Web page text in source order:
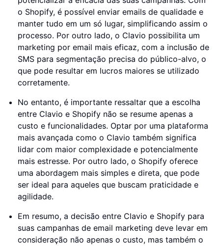
o Shopify, é possível enviar emails de qualidade e
manter tudo em um só lugar, simplificando assim o
processo. Por outro lado, o Clavio possibilita um
marketing por email mais eficaz, com a inclusão de
SMS para segmentação precisa do público-alvo, o
que pode resultar em lucros maiores se utilizado
corretamente.
No entanto, é importante ressaltar que a escolha
entre Clavio e Shopify não se resume apenas a
custo e funcionalidades. Optar por uma plataforma
mais avançada como o Clavio também significa
lidar com maior complexidade e potencialmente
mais estresse. Por outro lado, o Shopify oferece
uma abordagem mais simples e direta, que pode
ser ideal para aqueles que buscam praticidade e
agilidade.
Em resumo, a decisão entre Clavio e Shopify para
suas campanhas de email marketing deve levar em
consideração não apenas o custo, mas também o